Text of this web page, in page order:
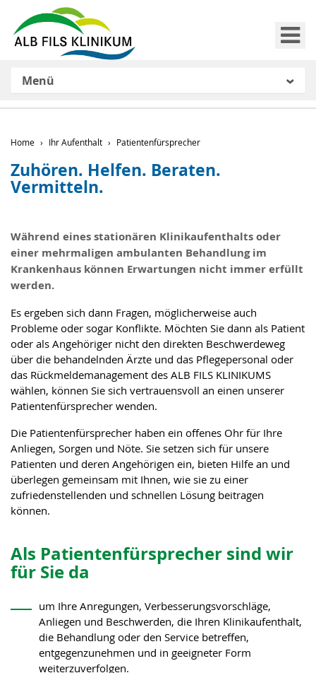
Menü
Home Ihr Aufenthalt Patientenfürsprecher
Zuhören. Helfen. Beraten.
Vermitteln.
Während eines stationären Klinikaufenthalts oder
einer mehrmaligen ambulanten Behandlung im
Krankenhaus können Erwartungen nicht immer erfüllt
werden.
Es ergeben sich dann Fragen, möglicherweise auch
Probleme oder sogar Konflikte. Möchten Sie dann als Patient
oder als Angehöriger nicht den direkten Beschwerdeweg
über die behandelnden Ärzte und das Pflegepersonal oder
das Rückmeldemanagement des ALB FILS KLINIKUMS
wählen, können Sie sich vertrauensvoll an einen unserer
Patientenfürsprecher wenden.
Die Patientenfürsprecher haben ein offenes Ohr für Ihre
Anliegen, Sorgen und Nöte. Sie setzen sich für unsere
Patienten und deren Angehörigen ein, bieten Hilfe an und
überlegen gemeinsam mit Ihnen, wie sie zu einer
zufriedenstellenden und schnellen Lösung beitragen
können.
Als Patientenfürsprecher sind wir
für Sie da
um Ihre Anregungen, Verbesserungsvorschläge,
Anliegen und Beschwerden, die Ihren Klinikaufenthalt,
die Behandlung oder den Service betreffen,
entgegenzunehmen und in geeigneter Form
weiterzuverfolgen.